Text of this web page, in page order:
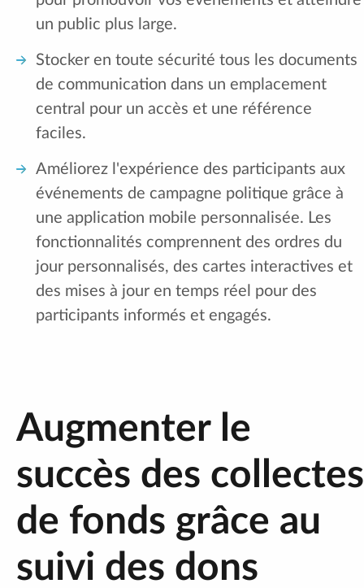
un public plus large.
Stocker en toute sécurité tous les documents
de communication dans un emplacement
central pour un accès et une référence
faciles.
Améliorez l'expérience des participants aux
événements de campagne politique grâce à
une application mobile personnalisée. Les
fonctionnalités comprennent des ordres du
jour personnalisés, des cartes interactives et
des mises à jour en temps réel pour des
participants informés et engagés.
Augmenter le
succès des collectes
de fonds grâce au
suivi des dons